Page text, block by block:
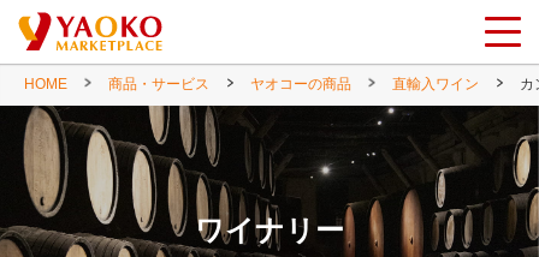
HOME 商品・サービス ヤオコーの商品 直輸入ワイン カ
ワイナリー